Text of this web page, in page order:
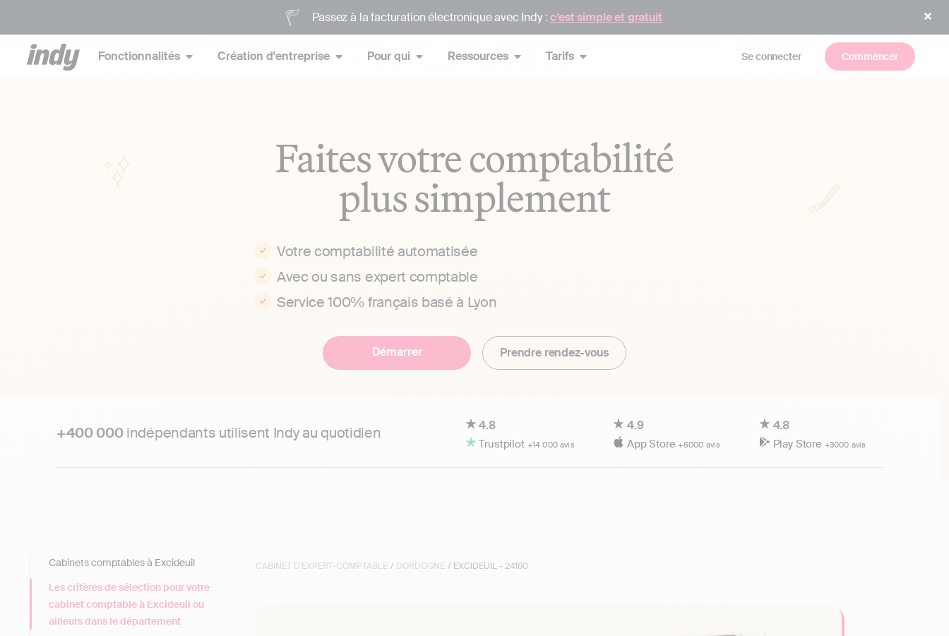
Passez à la facturation électronique avec Indy :c’est simple et gratuit
Fonctionnalités Création d'entreprise Pour qui Ressources Tarifs Se connecter Commencer
Faites votre comptabilité
plus simplement
Votre comptabilité automatisée
Avec ou sans expert comptable
Service 100% français basé à Lyon
Démarrer Prendre rendez-vous
+400 000indépendants utilisent Indy au quotidien 4.8
Trustpilot +14 000 avis
4.9
App Store+6000 avis
4.8
Play Store +3000 avis
CABINET D'EXPERT-COMPTABLE / DORDOGNE / EXCIDEUIL - 24160
Cabinets comptables à Excideuil
Les critères de sélection pour votre
cabinet comptable à Excideuil ou
ailleurs dans le département